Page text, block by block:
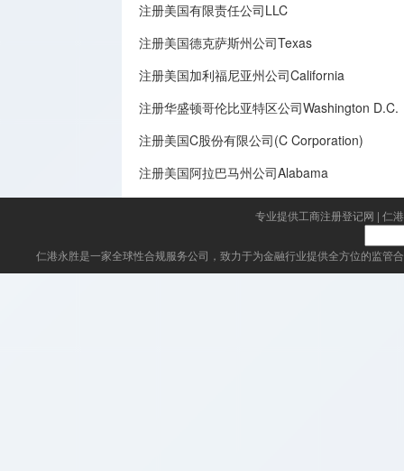
注册美国有限责任公司LLC
注册美国德克萨斯州公司Texas
注册美国加利福尼亚州公司California
注册华盛顿哥伦比亚特区公司Washington D.C.
注册美国C股份有限公司(C Corporation)
注册美国阿拉巴马州公司Alabama
专业提供工商注册登记网 | 仁
仁港永胜是一家全球性合规服务公司，致力于为金融行业提供全方位的监管